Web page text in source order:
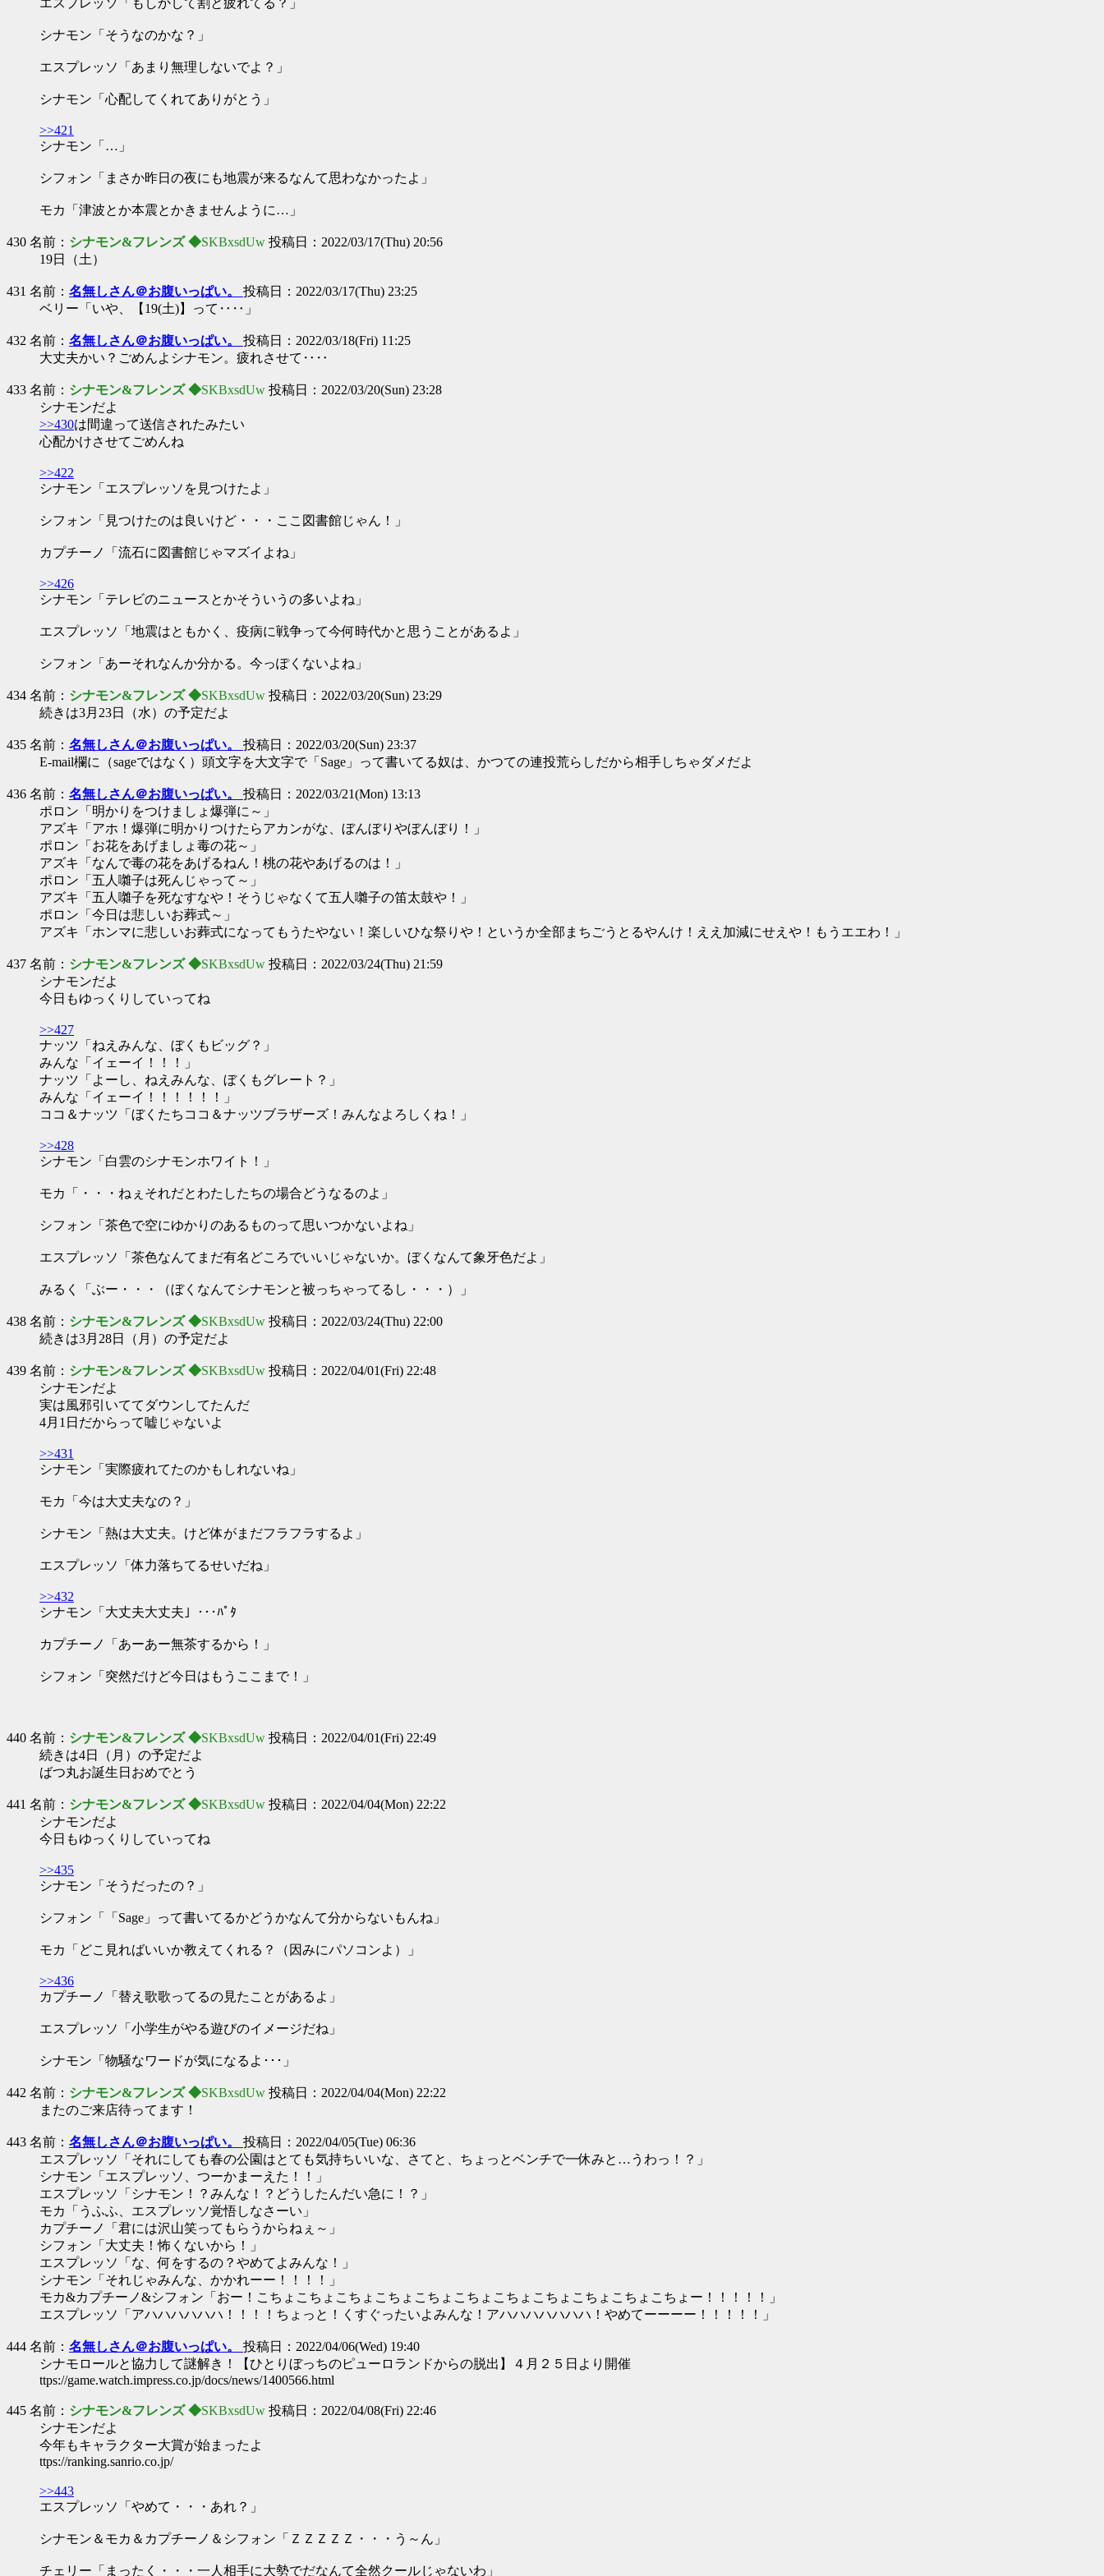
エスプレッソ「もしかして割と疲れてる？」
シナモン「そうなのかな？」
エスプレッソ「あまり無理しないでよ？」
シナモン「心配してくれてありがとう」
>>421
シナモン「…」
シフォン「まさか昨日の夜にも地震が来るなんて思わなかったよ」
モカ「津波とか本震とかきませんように…」
430 名前： シナモン&フレンズ ◆SKBxsdUw 投稿日：2022/03/17(Thu) 20:56
19日（土）
431 名前： 名無しさん＠お腹いっぱい。 投稿日：2022/03/17(Thu) 23:25
ベリー「いや、【19(土)】って‥‥」
432 名前： 名無しさん＠お腹いっぱい。 投稿日：2022/03/18(Fri) 11:25
大丈夫かい？ごめんよシナモン。疲れさせて‥‥
433 名前： シナモン&フレンズ ◆SKBxsdUw 投稿日：2022/03/20(Sun) 23:28
シナモンだよ
>>430は間違って送信されたみたい
心配かけさせてごめんね
>>422
シナモン「エスプレッソを見つけたよ」
シフォン「見つけたのは良いけど・・・ここ図書館じゃん！」
カプチーノ「流石に図書館じゃマズイよね」
>>426
シナモン「テレビのニュースとかそういうの多いよね」
エスプレッソ「地震はともかく、疫病に戦争って今何時代かと思うことがあるよ」
シフォン「あーそれなんか分かる。今っぽくないよね」
434 名前： シナモン&フレンズ ◆SKBxsdUw 投稿日：2022/03/20(Sun) 23:29
続きは3月23日（水）の予定だよ
435 名前： 名無しさん＠お腹いっぱい。 投稿日：2022/03/20(Sun) 23:37
E-mail欄に（sageではなく）頭文字を大文字で「Sage」って書いてる奴は、かつての連投荒らしだから相手しちゃダメだよ
436 名前： 名無しさん＠お腹いっぱい。 投稿日：2022/03/21(Mon) 13:13
ポロン「明かりをつけましょ爆弾に～」
アズキ「アホ！爆弾に明かりつけたらアカンがな、ぼんぼりやぼんぼり！」
ポロン「お花をあげましょ毒の花～」
アズキ「なんで毒の花をあげるねん！桃の花やあげるのは！」
ポロン「五人囃子は死んじゃって～」
アズキ「五人囃子を死なすなや！そうじゃなくて五人囃子の笛太鼓や！」
ポロン「今日は悲しいお葬式～」
アズキ「ホンマに悲しいお葬式になってもうたやない！楽しいひな祭りや！というか全部まちごうとるやんけ！ええ加減にせえや！もうエエわ！」
437 名前： シナモン&フレンズ ◆SKBxsdUw 投稿日：2022/03/24(Thu) 21:59
シナモンだよ
今日もゆっくりしていってね
>>427
ナッツ「ねえみんな、ぼくもビッグ？」
みんな「イェーイ！！！」
ナッツ「よーし、ねえみんな、ぼくもグレート？」
みんな「イェーイ！！！！！！」
ココ＆ナッツ「ぼくたちココ＆ナッツブラザーズ！みんなよろしくね！」
>>428
シナモン「白雲のシナモンホワイト！」
モカ「・・・ねぇそれだとわたしたちの場合どうなるのよ」
シフォン「茶色で空にゆかりのあるものって思いつかないよね」
エスプレッソ「茶色なんてまだ有名どころでいいじゃないか。ぼくなんて象牙色だよ」
みるく「ぶー・・・（ぼくなんてシナモンと被っちゃってるし・・・）」
438 名前： シナモン&フレンズ ◆SKBxsdUw 投稿日：2022/03/24(Thu) 22:00
続きは3月28日（月）の予定だよ
439 名前： シナモン&フレンズ ◆SKBxsdUw 投稿日：2022/04/01(Fri) 22:48
シナモンだよ
実は風邪引いててダウンしてたんだ
4月1日だからって嘘じゃないよ
>>431
シナモン「実際疲れてたのかもしれないね」
モカ「今は大丈夫なの？」
シナモン「熱は大丈夫。けど体がまだフラフラするよ」
エスプレッソ「体力落ちてるせいだね」
>>432
シナモン「大丈夫大丈夫」･･･ﾊﾟﾀ
カプチーノ「あーあー無茶するから！」
シフォン「突然だけど今日はもうここまで！」
440 名前： シナモン&フレンズ ◆SKBxsdUw 投稿日：2022/04/01(Fri) 22:49
続きは4日（月）の予定だよ
ばつ丸お誕生日おめでとう
441 名前： シナモン&フレンズ ◆SKBxsdUw 投稿日：2022/04/04(Mon) 22:22
シナモンだよ
今日もゆっくりしていってね
>>435
シナモン「そうだったの？」
シフォン「「Sage」って書いてるかどうかなんて分からないもんね」
モカ「どこ見ればいいか教えてくれる？（因みにパソコンよ）」
>>436
カプチーノ「替え歌歌ってるの見たことがあるよ」
エスプレッソ「小学生がやる遊びのイメージだね」
シナモン「物騒なワードが気になるよ･･･」
442 名前： シナモン&フレンズ ◆SKBxsdUw 投稿日：2022/04/04(Mon) 22:22
またのご来店待ってます！
443 名前： 名無しさん＠お腹いっぱい。 投稿日：2022/04/05(Tue) 06:36
エスプレッソ「それにしても春の公園はとても気持ちいいな、さてと、ちょっとベンチで一休みと…うわっ！？」
シナモン「エスプレッソ、つーかまーえた！！」
エスプレッソ「シナモン！？みんな！？どうしたんだい急に！？」
モカ「うふふ、エスプレッソ覚悟しなさーい」
カプチーノ「君には沢山笑ってもらうからねぇ～」
シフォン「大丈夫！怖くないから！」
エスプレッソ「な、何をするの？やめてよみんな！」
シナモン「それじゃみんな、かかれーー！！！！」
モカ&カプチーノ&シフォン「おー！こちょこちょこちょこちょこちょこちょこちょこちょこちょこちょこちょー！！！！！」
エスプレッソ「アハハハハハハ！！！！ちょっと！くすぐったいよみんな！アハハハハハハハ！やめてーーーー！！！！！」
444 名前： 名無しさん＠お腹いっぱい。 投稿日：2022/04/06(Wed) 19:40
シナモロールと協力して謎解き！【ひとりぼっちのピューロランドからの脱出】４月２５日より開催
ttps://game.watch.impress.co.jp/docs/news/1400566.html
445 名前： シナモン&フレンズ ◆SKBxsdUw 投稿日：2022/04/08(Fri) 22:46
シナモンだよ
今年もキャラクター大賞が始まったよ
ttps://ranking.sanrio.co.jp/
>>443
エスプレッソ「やめて・・・あれ？」
シナモン＆モカ＆カプチーノ＆シフォン「ＺＺＺＺＺ・・・う～ん」
チェリー「まったく・・・一人相手に大勢でだなんて全然クールじゃないわ」